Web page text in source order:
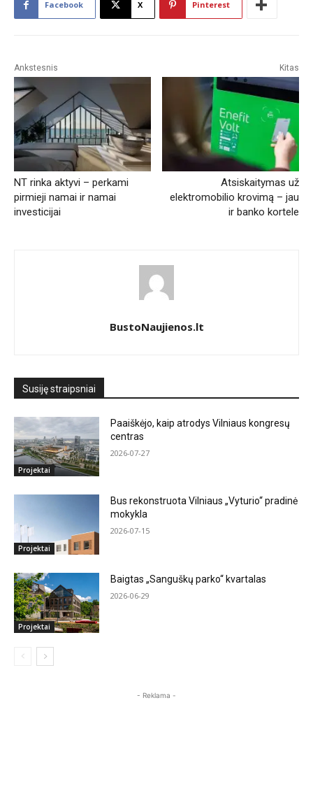
Facebook X Pinterest
Ankstesnis
NT rinka aktyvi – perkami
pirmieji namai ir namai
investicijai
Kitas
Atsiskaitymas už
elektromobilio krovimą – jau
ir banko kortele
BustoNaujienos.lt
Susiję straipsniai
Projektai
Paaiškėjo, kaip atrodys Vilniaus kongresų
centras
2026-07-27
Projektai
Bus rekonstruota Vilniaus „Vyturio“ pradinė
mokykla
2026-07-15
Projektai
Baigtas „Sanguškų parko“ kvartalas
2026-06-29
- Reklama -